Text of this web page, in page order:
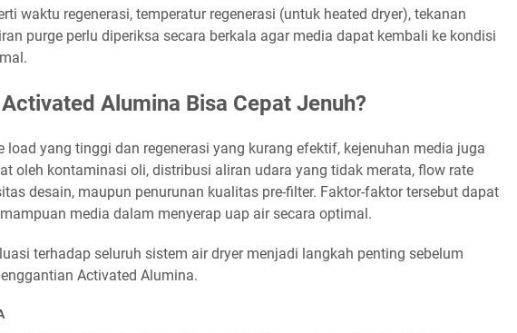
waktu regenerasi, temperatur regenerasi (untuk heated dryer), tekanan
purge perlu diperiksa secara berkala agar media dapat kembali ke kondisi
Alumina Bisa Cepat Jenuh?
load yang tinggi dan regenerasi yang kurang efektif, kejenuhan media juga
oleh kontaminasi oli, distribusi aliran udara yang tidak merata, flow rate
desain, maupun penurunan kualitas pre-filter. Faktor-faktor tersebut dapat
media dalam menyerap uap air secara optimal.
terhadap seluruh sistem air dryer menjadi langkah penting sebelum
Activated Alumina.